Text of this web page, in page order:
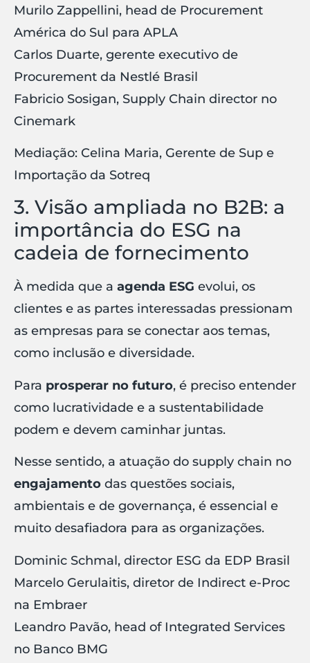
Murilo Zappellini, head de Procurement
América do Sul para APLA
Carlos Duarte, gerente executivo de
Procurement da Nestlé Brasil
Fabricio Sosigan, Supply Chain director no
Cinemark
Mediação: Celina Maria, Gerente de Sup e
Importação da Sotreq
3. Visão ampliada no B2B: a
importância do ESG na
cadeia de fornecimento
À medida que a agenda ESG evolui, os
clientes e as partes interessadas pressionam
as empresas para se conectar aos temas,
como inclusão e diversidade.
Para prosperar no futuro, é preciso entender
como lucratividade e a sustentabilidade
podem e devem caminhar juntas.
Nesse sentido, a atuação do supply chain no
engajamento das questões sociais,
ambientais e de governança, é essencial e
muito desafiadora para as organizações.
Dominic Schmal, director ESG da EDP Brasil
Marcelo Gerulaitis, diretor de Indirect e-Proc
na Embraer
Leandro Pavão, head of Integrated Services
no Banco BMG